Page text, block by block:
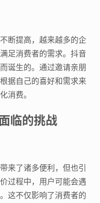
断提高，越来越多的企
足消费者的需求。抖音
诞生的。通过邀请亲朋
据自己的喜好和需求来
消费。
临的挑战
来了诸多便利，但也引
过程中，用户可能会遇
这不仅影响了消费者的